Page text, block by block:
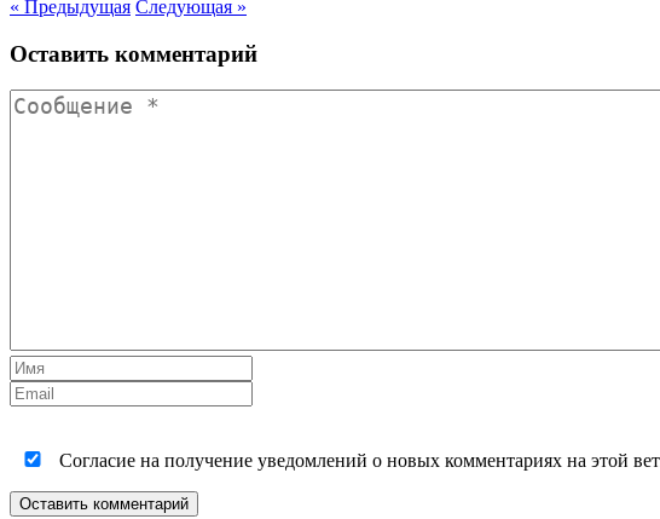
« Предыдущая Следующая »
Оставить комментарий
Согласие на получение уведомлений о новых комментариях на этой
Оставить комментарий